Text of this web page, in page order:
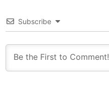
Subscribe